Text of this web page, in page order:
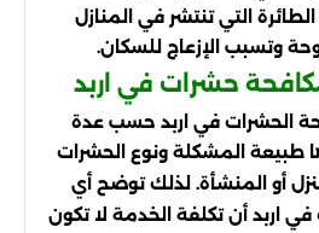
التي تنتشر في المنازل
وتسبب الإزعاج للسكان.
حشرات في اربد
الحشرات في اربد حسب عدة
المشكلة ونوع الحشرات
أو المنشأة. لذلك توضح أي
اربد أن تكلفة الخدمة لا تكون